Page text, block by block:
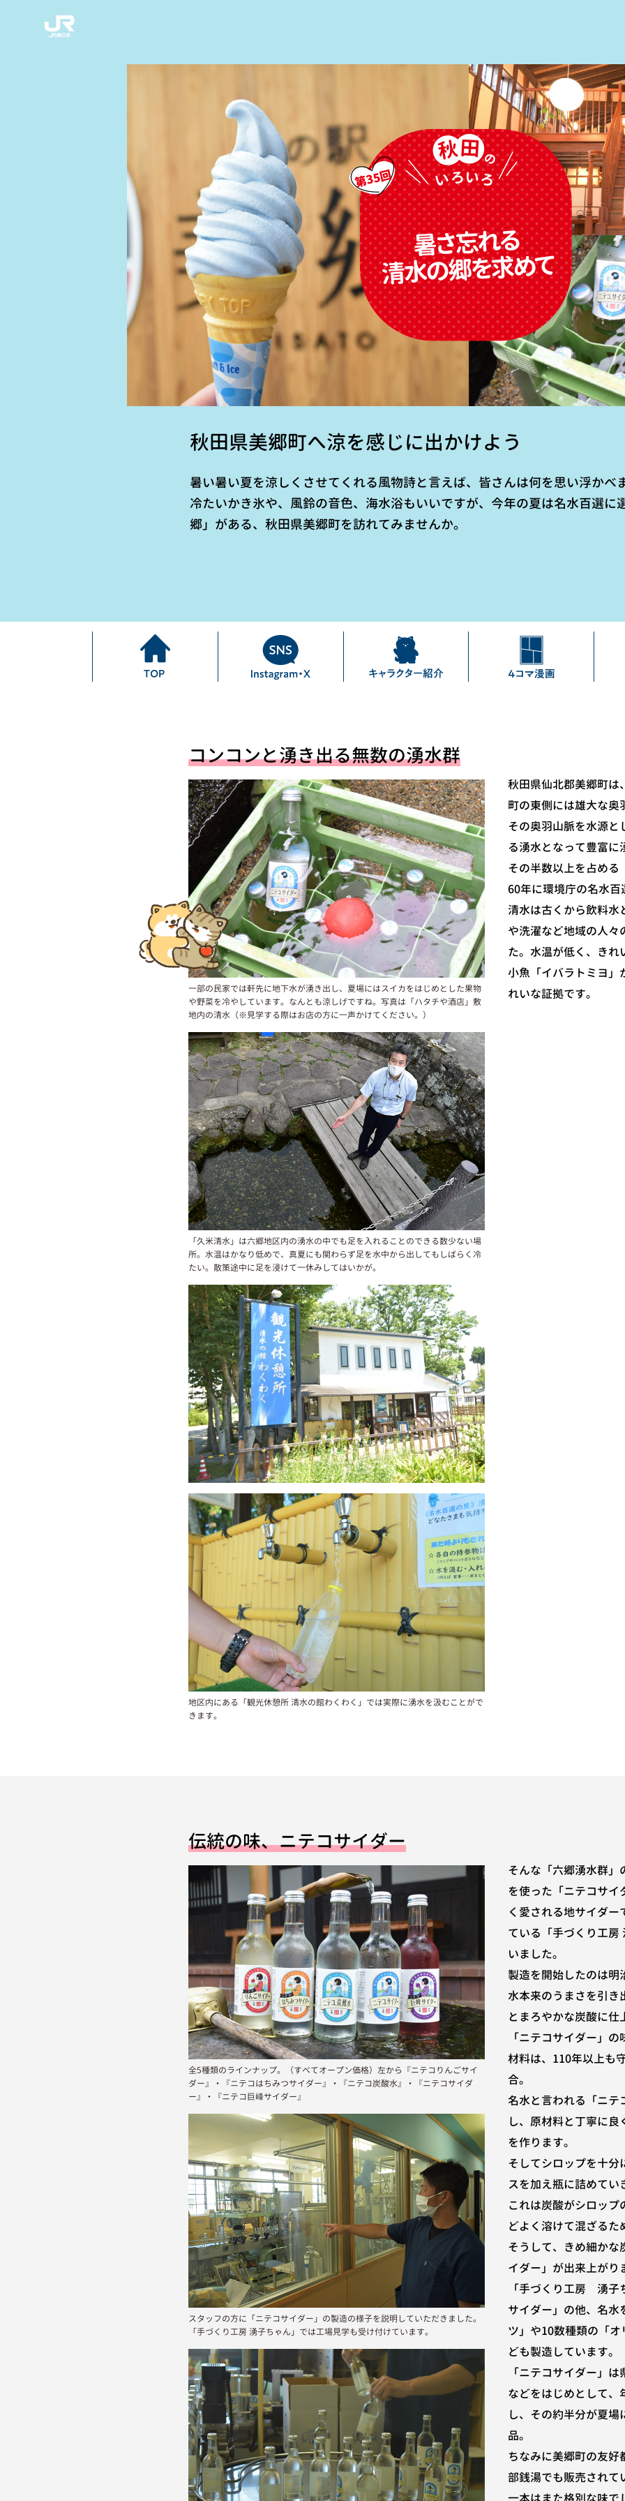
秋田県美郷町へ涼を感じに出かけよう
暑い暑い夏を涼しくさせてくれる風物詩と言えば、皆さんは何を思い浮かべ
冷たいかき氷や、風鈴の音色、海水浴もいいですが、今年の夏は名水百選に
郷」がある、秋田県美郷町を訪れてみませんか。
コンコンと湧き出る無数の湧水群
一部の民家では軒先に地下水が湧き出し、夏場にはスイカをはじめとした果物
や野菜を冷やしています。なんとも涼しげですね。写真は「ハタチや酒店」敷
地内の清水（※見学する際はお店の方に一声かけてください。）
「久米清水」は六郷地区内の湧水の中でも足を入れることのできる数少ない場
所。水温はかなり低めで、真夏にも関わらず足を水中から出してもしばらく冷
たい。散策途中に足を浸けて一休みしてはいかが。
地区内にある「観光休憩所 清水の館わくわく」では実際に湧水を汲むことがで
きます。
秋田県仙北郡美郷町は
町の東側には雄大な奥
その奥羽山脈を水源と
る湧水となって豊富に
その半数以上を占める
60年に環境庁の名水
清水は古くから飲料水
や洗濯など地域の人々
た。水温が低く、きれ
小魚「イバラトミヨ」
れいな証拠です。
伝統の味、ニテコサイダー
全5種類のラインナップ。（すべてオープン価格）左から『ニテコりんごサイ
ダー』・『ニテコはちみつサイダー』・『ニテコ炭酸水』・『ニテコサイダ
ー』・『ニテコ巨峰サイダー』
スタッフの方に「ニテコサイダー」の製造の様子を説明していただきました。
「手づくり工房 湧子ちゃん」では工場見学も受け付けています。
そんな「六郷湧水群」
を使った「ニテコサイ
く愛される地サイダー
ている「手づくり工房
いました。
製造を開始したのは明
水本来のうまさを引き
とまろやかな炭酸に仕
「ニテコサイダー」
材料は、110年以上も
合。
名水と言われる「ニテ
し、原材料と丁寧に
を作ります。
そしてシロップを十分
スを加え瓶に詰めてい
これは炭酸がシロップ
どよく溶けて混ざるた
そうして、きめ細かな
イダー」が出来上がり
「手づくり工房 湧子
サイダー」の他、名水
ツ」や10数種類の「
ども製造しています。
「ニテコサイダー」
などをはじめとして、
し、その約半分が夏
品。
ちなみに美郷町の友
部銭湯でも販売されて